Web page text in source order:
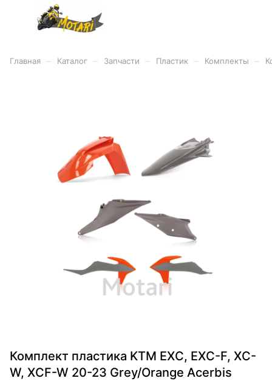
Главная Каталог Запчасти Пластик Комплекты
Комплект пластика KTM EXC, EXC-F, XC-
W, XCF-W 20-23 Grey/Orange Acerbis